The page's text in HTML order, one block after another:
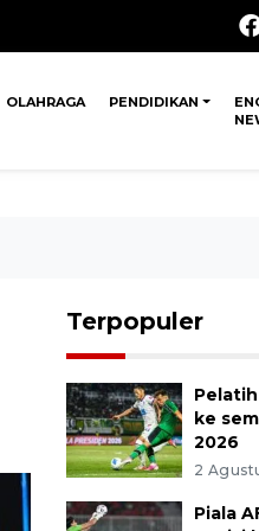
OLAHRAGA PENDIDIKAN
Terpopuler
ke
2026
2
Piala